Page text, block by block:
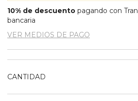
10% de descuento pagando con
bancaria
VER MEDIOS DE PAGO
CANTIDAD